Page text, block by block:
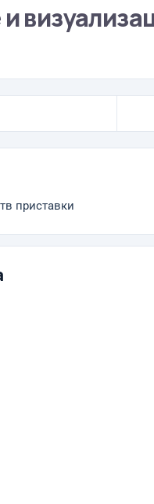
приставки